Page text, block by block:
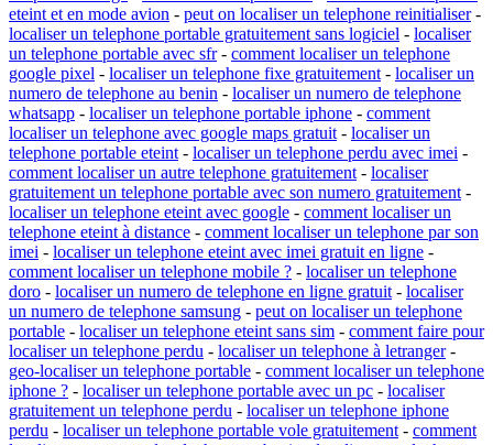
eteint et en mode avion - peut on localiser un telephone reinitialiser-
localiser un telephone portable gratuitement sans logiciel - localiser
un telephone portable avec sfr- comment localiser un telephone
google pixel - localiser un telephone fixe gratuitement - localiser un
numero de telephone au benin - localiser un numero de telephone
whatsapp - localiser un telephone portable iphone - comment
localiser un telephone avec google maps gratuit - localiser un
telephone portable eteint - localiser un telephone perdu avec imei -
comment localiser un autre telephone gratuitement - localiser
gratuitement un telephone portable avec son numero gratuitement -
localiser un telephone eteint avec google - comment localiser un
telephone eteint à distance - comment localiser un telephone par son
imei - localiser un telephone eteint avec imei gratuit en ligne -
comment localiser un telephone mobile ? - localiser un telephone
doro - localiser un numero de telephone en ligne gratuit - localiser
un numero de telephone samsung - peut on localiser un telephone
portable - localiser un telephone eteint sans sim - comment faire pour
localiser un telephone perdu - localiser un telephone à letranger-
geo-localiser un telephone portable - comment localiser un telephone
iphone ? - localiser un telephone portable avec un pc - localiser
gratuitement un telephone perdu - localiser un telephone iphone
perdu - localiser un telephone portable vole gratuitement - comment